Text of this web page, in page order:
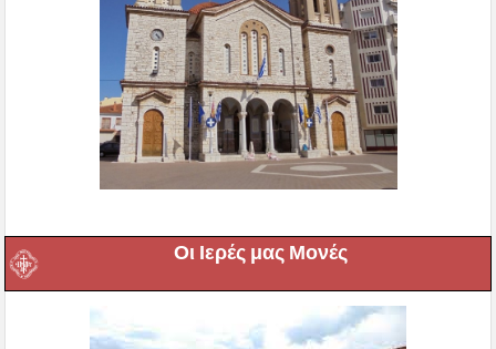
Οι Ιερές μας Μονές